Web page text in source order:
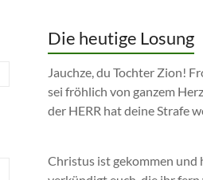
Die heutige Losung
Jauchze, du Tochter Zion!
sei fröhlich von ganzem
der HERR hat deine Strafe
Christus ist gekommen und